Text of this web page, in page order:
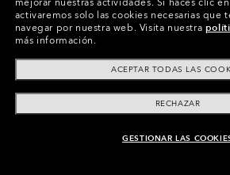
activaremos solo las cookies necesarias que
navegar por nuestra web. Visita nuestra
más información.
ACEPTAR TODAS LAS
RECHAZAR
GESTIONAR LAS